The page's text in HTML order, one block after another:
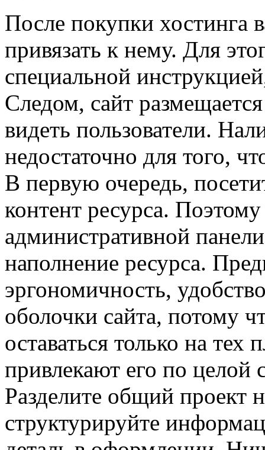
После покупки хостинга
привязать к нему. Для
специальной
Следом, сайт
видеть пользователи.
недостаточно для того,
В первую очередь,
контент ресурса.
административной
наполнение ресурса.
эргономичность,
оболочки сайта, потому
оставаться только на тех
привлекают его по целой
Разделите общий проект
структурируйте